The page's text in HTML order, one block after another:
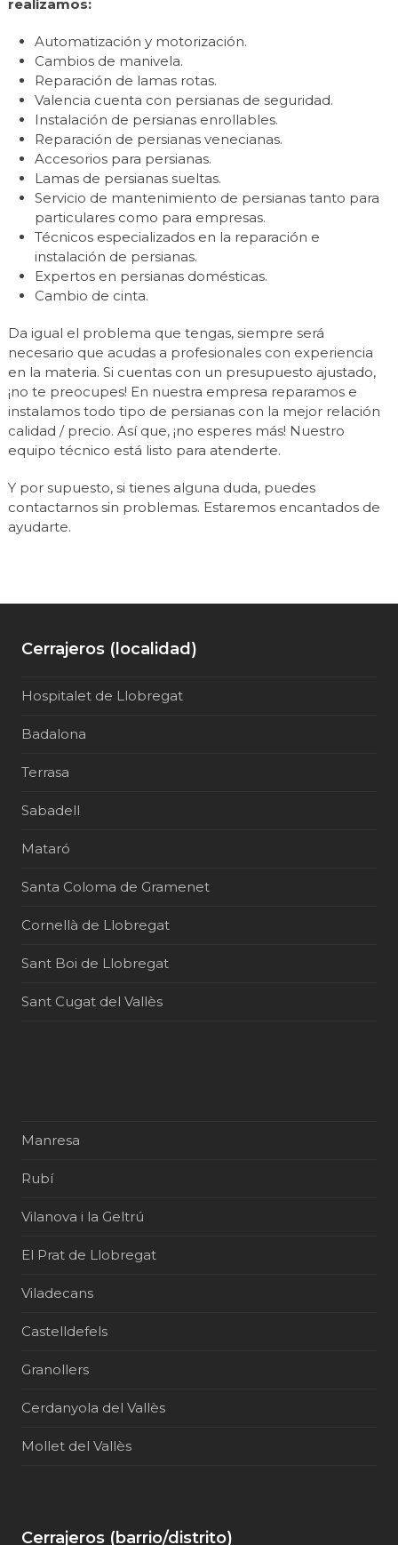
realizamos:
Automatización y motorización.
Cambios de manivela.
Reparación de lamas rotas.
Valencia cuenta con persianas de seguridad.
Instalación de persianas enrollables.
Reparación de persianas venecianas.
Accesorios para persianas.
Lamas de persianas sueltas.
Servicio de mantenimiento de persianas tanto para
particulares como para empresas.
Técnicos especializados en la reparación e
instalación de persianas.
Expertos en persianas domésticas.
Cambio de cinta.
Da igual el problema que tengas, siempre será
necesario que acudas a profesionales con experiencia
en la materia. Si cuentas con un presupuesto ajustado,
¡no te preocupes! En nuestra empresa reparamos e
instalamos todo tipo de persianas con la mejor relación
calidad / precio. Así que, ¡no esperes más! Nuestro
equipo técnico está listo para atenderte.
Y por supuesto, si tienes alguna duda, puedes
contactarnos sin problemas. Estaremos encantados de
ayudarte.
Cerrajeros (localidad)
Hospitalet de Llobregat
Badalona
Terrasa
Sabadell
Mataró
Santa Coloma de Gramenet
Cornellà de Llobregat
Sant Boi de Llobregat
Sant Cugat del Vallès
Manresa
Rubí
Vilanova i la Geltrú
El Prat de Llobregat
Viladecans
Castelldefels
Granollers
Cerdanyola del Vallès
Mollet del Vallès
Cerrajeros (barrio/distrito)